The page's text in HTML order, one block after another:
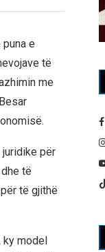
e
të
me
për
të
të gjithë
ky model